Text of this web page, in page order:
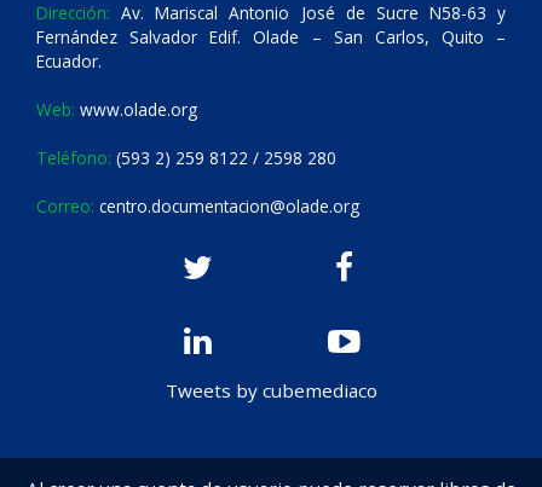
Dirección: Av. Mariscal Antonio José de Sucre N58-63 y
Fernández Salvador Edif. Olade – San Carlos, Quito –
Ecuador.
Web: www.olade.org
Teléfono: (593 2) 259 8122 / 2598 280
Correo: centro.documentacion@olade.org
Tweets by cubemediaco